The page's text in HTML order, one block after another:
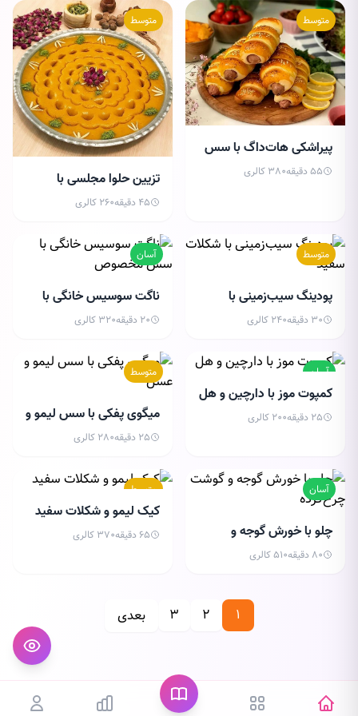
متوسط
پیراشکی هات‌داگ با سس
مخصوص
55 دقیقه 380 کالری
متوسط
تزیین حلوا مجلسی با
گل‌های خشک و طلا
45 دقیقه 260 کالری
متوسط
پودینگ سیب‌زمینی با
شکلات سفید
30 دقیقه 240 کالری
آسان
ناگت سوسیس خانگی با
سس مخصوص
20 دقیقه 320 کالری
آسان
کمپوت موز با دارچین و هل
25 دقیقه 200 کالری
متوسط
میگوی پفکی با سس لیمو و
عسل
25 دقیقه 280 کالری
آسان
چلو با خورش گوجه و
گوشت چرخ‌کرده
80 دقیقه 510 کالری
متوسط
کیک لیمو و شکلات سفید
65 دقیقه 370 کالری
۱ ۲ ۳ بعدی